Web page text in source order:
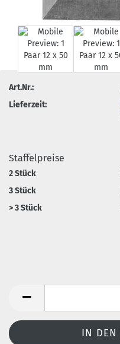
Art.Nr.:
Lieferzeit:
Staffelpreise
2 Stück
3 Stück
> 3 Stück